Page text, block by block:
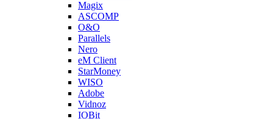
Magix
ASCOMP
O&O
Parallels
Nero
eM Client
StarMoney
WISO
Adobe
Vidnoz
IOBit